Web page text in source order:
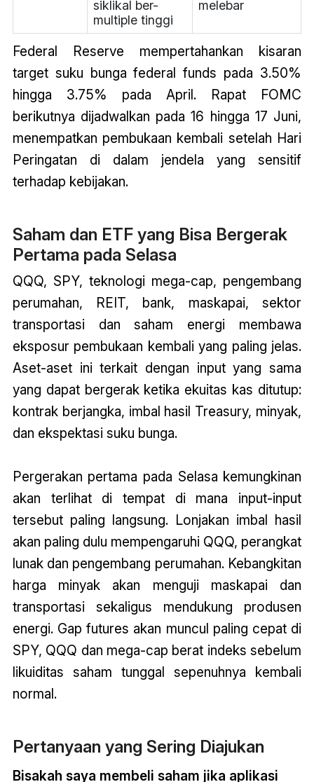
siklikal ber-
multiple tinggi
melebar
Federal Reserve mempertahankan kisaran
target suku bunga federal funds pada 3.50%
hingga 3.75% pada April. Rapat FOMC
berikutnya dijadwalkan pada 16 hingga 17 Juni,
menempatkan pembukaan kembali setelah Hari
Peringatan di dalam jendela yang sensitif
terhadap kebijakan.
Saham dan ETF yang Bisa Bergerak
Pertama pada Selasa
QQQ, SPY, teknologi mega-cap, pengembang
perumahan, REIT, bank, maskapai, sektor
transportasi dan saham energi membawa
eksposur pembukaan kembali yang paling jelas.
Aset-aset ini terkait dengan input yang sama
yang dapat bergerak ketika ekuitas kas ditutup:
kontrak berjangka, imbal hasil Treasury, minyak,
dan ekspektasi suku bunga.
Pergerakan pertama pada Selasa kemungkinan
akan terlihat di tempat di mana input-input
tersebut paling langsung. Lonjakan imbal hasil
akan paling dulu mempengaruhi QQQ, perangkat
lunak dan pengembang perumahan. Kebangkitan
harga minyak akan menguji maskapai dan
transportasi sekaligus mendukung produsen
energi. Gap futures akan muncul paling cepat di
SPY, QQQ dan mega-cap berat indeks sebelum
likuiditas saham tunggal sepenuhnya kembali
normal.
Pertanyaan yang Sering Diajukan
Bisakah saya membeli saham jika aplikasi